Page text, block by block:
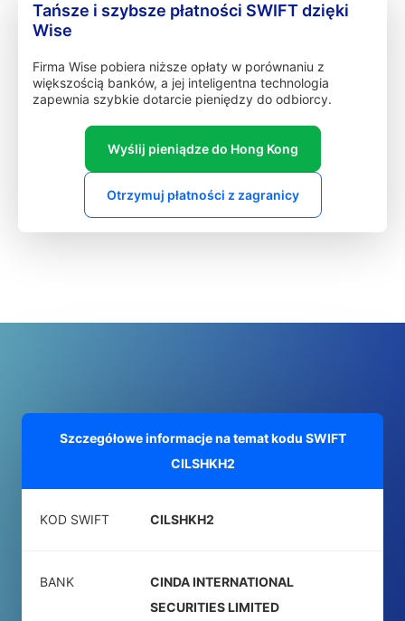
Tańsze i szybsze płatności SWIFT dzięki
Wise
Firma Wise pobiera niższe opłaty w porównaniu z
większością banków, a jej inteligentna technologia
zapewnia szybkie dotarcie pieniędzy do odbiorcy.
Wyślij pieniądze do Hong Kong
Otrzymuj płatności z zagranicy
Szczegółowe informacje na temat kodu SWIFT
CILSHKH2
KOD SWIFT CILSHKH2
BANK
CINDA INTERNATIONAL
SECURITIES LIMITED